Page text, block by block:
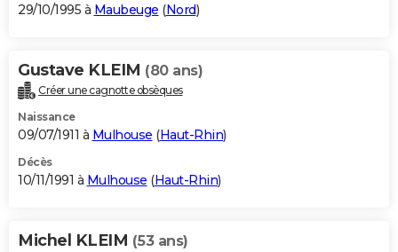
29/10/1995 à Maubeuge (Nord)
Gustave KLEIM (80 ans)
Créer une cagnotte obsèques
Naissance
09/07/1911 à Mulhouse (Haut-Rhin)
Décès
10/11/1991 à Mulhouse (Haut-Rhin)
Michel KLEIM (53 ans)